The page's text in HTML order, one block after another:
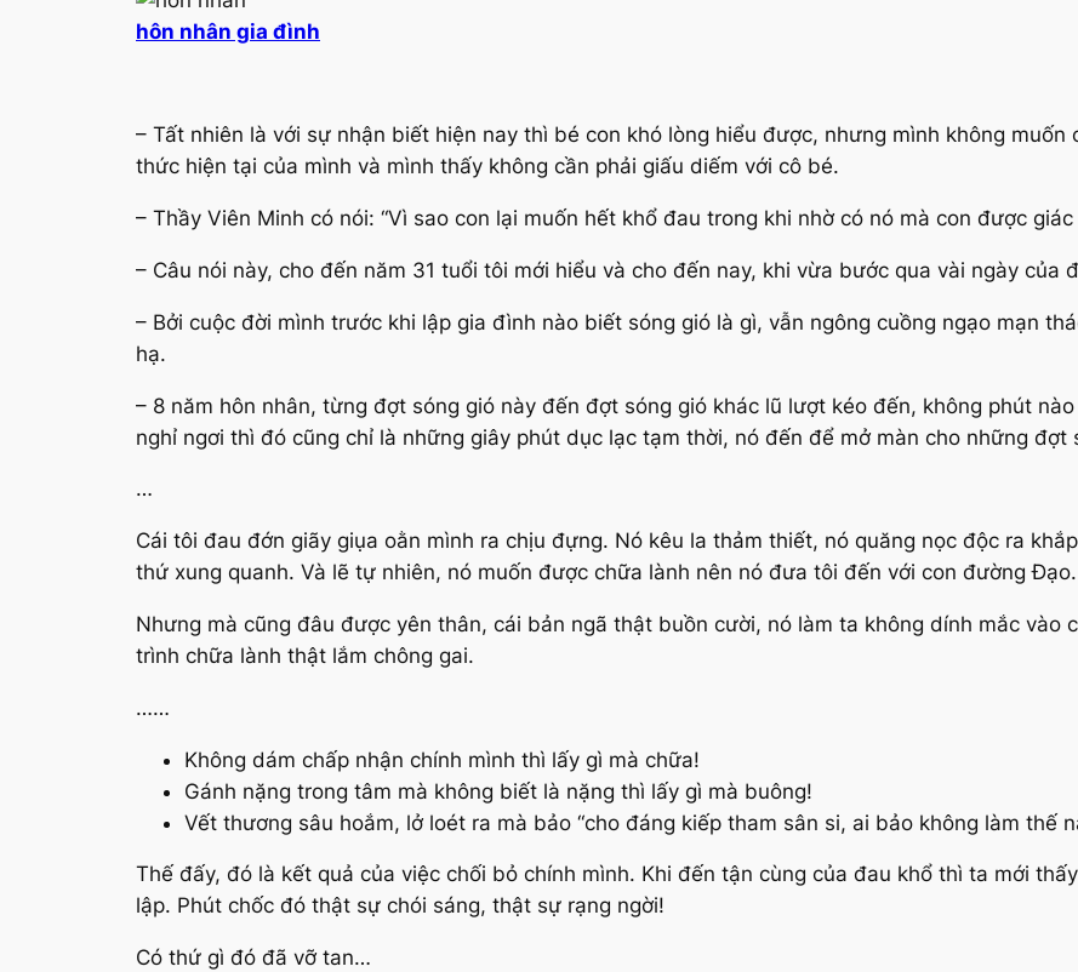
hôn nhân gia đình
– Tất nhiên là với sự nhận biết hiện nay thì bé con khó lòng hiểu được, nhưng mình không muốn
thức hiện tại của mình và mình thấy không cần phải giấu diếm với cô bé.
– Thầy Viên Minh có nói: “Vì sao con lại muốn hết khổ đau trong khi nhờ có nó mà con được giác
– Câu nói này, cho đến năm 31 tuổi tôi mới hiểu và cho đến nay, khi vừa bước qua vài ngày
– Bởi cuộc đời mình trước khi lập gia đình nào biết sóng gió là gì, vẫn ngông cuồng ngạo mạn
hạ.
– 8 năm hôn nhân, từng đợt sóng gió này đến đợt sóng gió khác lũ lượt kéo đến, không phút
nghỉ ngơi thì đó cũng chỉ là những giây phút dục lạc tạm thời, nó đến để mở màn cho những đợt
…
Cái tôi đau đớn giãy giụa oằn mình ra chịu đựng. Nó kêu la thảm thiết, nó quăng nọc độc ra
thứ xung quanh. Và lẽ tự nhiên, nó muốn được chữa lành nên nó đưa tôi đến với con đường Đạo.
Nhưng mà cũng đâu được yên thân, cái bản ngã thật buồn cười, nó làm ta không dính mắc vào
trình chữa lành thật lắm chông gai.
……
Không dám chấp nhận chính mình thì lấy gì mà chữa!
Gánh nặng trong tâm mà không biết là nặng thì lấy gì mà buông!
Vết thương sâu hoắm, lở loét ra mà bảo “cho đáng kiếp tham sân si, ai bảo không làm thế
Thế đấy, đó là kết quả của việc chối bỏ chính mình. Khi đến tận cùng của đau khổ thì ta mới
lập. Phút chốc đó thật sự chói sáng, thật sự rạng ngời!
Có thứ gì đó đã vỡ tan…